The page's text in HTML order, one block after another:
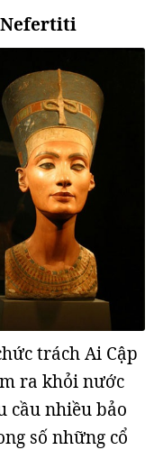
Nefertiti
trách Ai Cập
ra khỏi nước
cầu nhiều bảo
số những cổ